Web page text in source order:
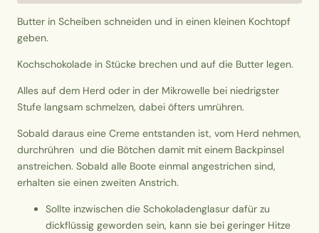
Butter in Scheiben schneiden und in einen kleinen Kochtopf
geben.
Kochschokolade in Stücke brechen und auf die Butter legen.
Alles auf dem Herd oder in der Mikrowelle bei niedrigster
Stufe langsam schmelzen, dabei öfters umrühren.
Sobald daraus eine Creme entstanden ist, vom Herd nehmen,
durchrühren und die Bötchen damit mit einem Backpinsel
anstreichen. Sobald alle Boote einmal angestrichen sind,
erhalten sie einen zweiten Anstrich.
Sollte inzwischen die Schokoladenglasur dafür zu
dickflüssig geworden sein, kann sie bei geringer Hitze